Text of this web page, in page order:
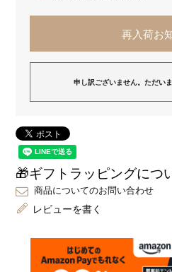
再入荷お
申し訳ございません。ただい
🎁ギフトラッピングにつ
商品についてのお問い合わせ
レビューを書く